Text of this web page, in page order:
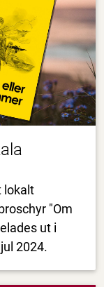
lokalt
"Om
ut i
2024.